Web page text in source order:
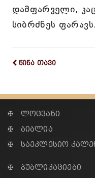
დამფარველი,
სიბრძნეს ფარავს.
წინა თავი
✠ ლოცვანი
✠ ბიბლია
✠ საეკლესიო
✠ პუბლიკაციები